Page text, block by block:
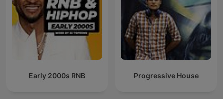
Early 2000s RNB Progressive House